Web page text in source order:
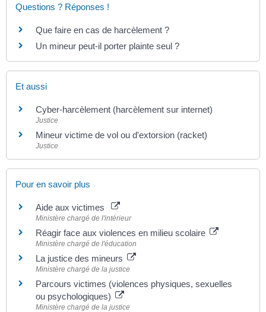
Questions ? Réponses !
Que faire en cas de harcèlement ?
Un mineur peut-il porter plainte seul ?
Et aussi
Cyber-harcèlement (harcèlement sur internet)
Justice
Mineur victime de vol ou d'extorsion (racket)
Justice
Pour en savoir plus
Aide aux victimes
Ministère chargé de l'intérieur
Réagir face aux violences en milieu scolaire
Ministère chargé de l'éducation
La justice des mineurs
Ministère chargé de la justice
Parcours victimes (violences physiques, sexuelles
ou psychologiques)
Ministère chargé de la justice